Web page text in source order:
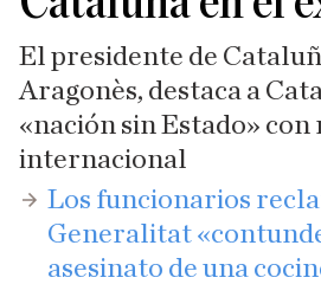
El presidente de
Aragonès, destaca a
«nación sin Estado» con
internacional
​Los funcionarios
Generalitat
asesinato de una